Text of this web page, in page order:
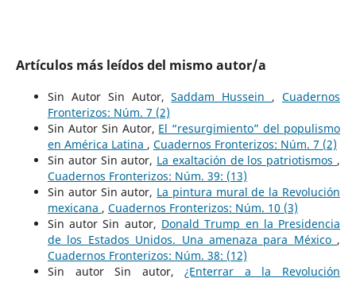
Artículos más leídos del mismo autor/a
Sin Autor Sin Autor,Saddam Hussein ,Cuadernos
Fronterizos: Núm. 7 (2)
Sin Autor Sin Autor, El “resurgimiento” del populismo
en América Latina , Cuadernos Fronterizos: Núm. 7 (2)
Sin autor Sin autor, La exaltación de los patriotismos ,
Cuadernos Fronterizos: Núm. 39: (13)
Sin autor Sin autor, La pintura mural de la Revolución
mexicana , Cuadernos Fronterizos: Núm. 10 (3)
Sin autor Sin autor, Donald Trump en la Presidencia
de los Estados Unidos. Una amenaza para México ,
Cuadernos Fronterizos: Núm. 38: (12)
Sin autor Sin autor,¿Enterrar a la Revolución